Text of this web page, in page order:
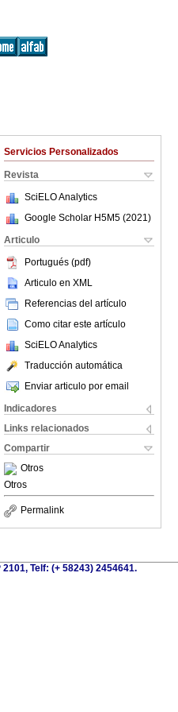
Servicios Personalizados
Revista
SciELO Analytics
Google Scholar H5M5 (2021 )
Articulo
Portugués (pdf)
Articulo en XML
Referencias del artículo
Como citar este artículo
SciELO Analytics
Traducción automática
Enviar articulo por email
Indicadores
Links relacionados
Compartir
Otros
Otros
Permalink
Telf: (+ 58243) 2454641.